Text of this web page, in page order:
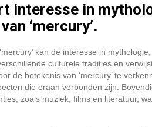
interesse in
‘mercury’.
kan de interesse in
culturele tradities en
de betekenis van ‘mercury’ te
die eraan verbonden zijn.
zoals muziek, films en literatuur,